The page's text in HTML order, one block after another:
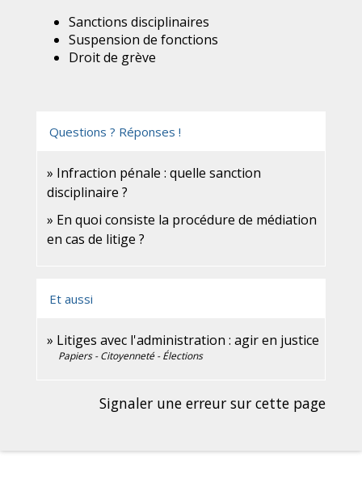
Sanctions disciplinaires
Suspension de fonctions
Droit de grève
Questions ? Réponses !
Infraction pénale : quelle sanction
disciplinaire ?
En quoi consiste la procédure de médiation
en cas de litige ?
Et aussi
Litiges avec l'administration : agir en justice
Papiers - Citoyenneté - Élections
Signaler une erreur sur cette page